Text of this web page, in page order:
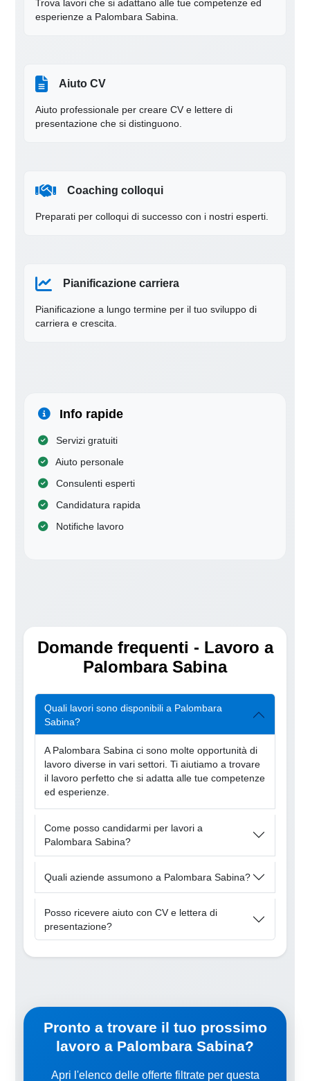
Trova lavori che si adattano alle tue competenze ed
esperienze a Palombara Sabina.
Aiuto CV
Aiuto professionale per creare CV e lettere di
presentazione che si distinguono.
Coaching colloqui
Preparati per colloqui di successo con i nostri esperti.
Pianificazione carriera
Pianificazione a lungo termine per il tuo sviluppo di
carriera e crescita.
Info rapide
Servizi gratuiti
Aiuto personale
Consulenti esperti
Candidatura rapida
Notifiche lavoro
Domande frequenti - Lavoro a
Palombara Sabina
Quali lavori sono disponibili a Palombara
Sabina?
A Palombara Sabina ci sono molte opportunità di
lavoro diverse in vari settori. Ti aiutiamo a trovare
il lavoro perfetto che si adatta alle tue competenze
ed esperienze.
Come posso candidarmi per lavori a
Palombara Sabina?
Quali aziende assumono a Palombara Sabina?
Posso ricevere aiuto con CV e lettera di
presentazione?
Pronto a trovare il tuo prossimo
lavoro a Palombara Sabina?
Apri l'elenco delle offerte filtrate per questa